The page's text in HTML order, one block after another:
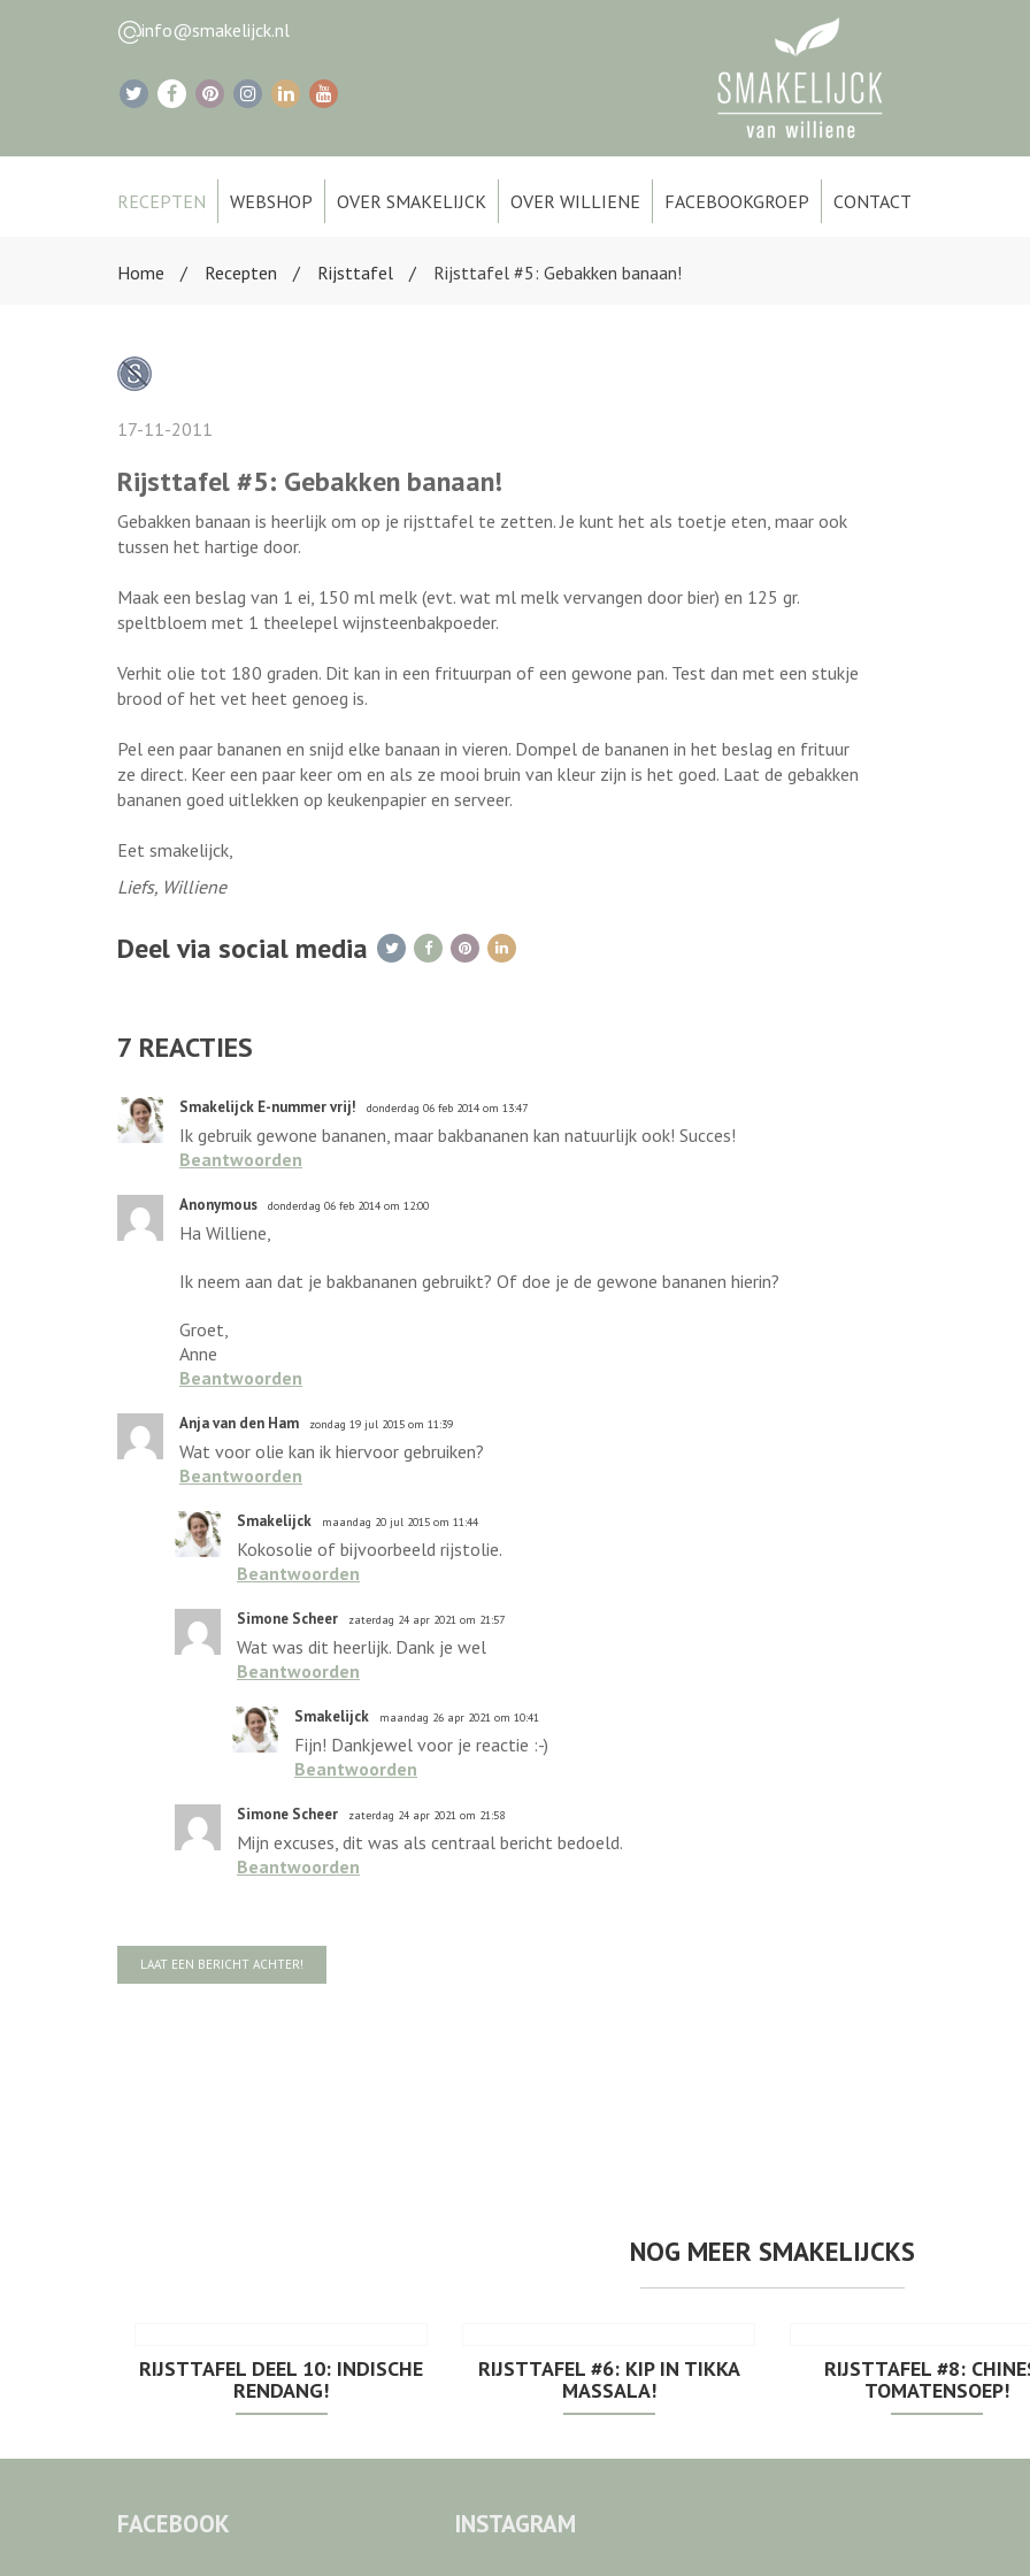
info@smakelijck.nl
RECEPTEN WEBSHOP OVER SMAKELIJCK OVER WILLIENE FACEBOOKGROEP CONTACT
Home Recepten Rijsttafel Rijsttafel #5: Gebakken banaan!
17-11-2011
Rijsttafel #5: Gebakken banaan!
Gebakken banaan is heerlijk om op je rijsttafel te zetten. Je kunt het als toetje eten, maar ook
tussen het hartige door.
Maak een beslag van 1 ei, 150 ml melk (evt. wat ml melk vervangen door bier) en 125 gr.
speltbloem met 1 theelepel wijnsteenbakpoeder.
Verhit olie tot 180 graden. Dit kan in een frituurpan of een gewone pan. Test dan met een stukje
brood of het vet heet genoeg is.
Pel een paar bananen en snijd elke banaan in vieren. Dompel de bananen in het beslag en frituur
ze direct. Keer een paar keer om en als ze mooi bruin van kleur zijn is het goed. Laat de gebakken
bananen goed uitlekken op keukenpapier en serveer.
Eet smakelijck,
Liefs, Williene
Deel via social media
7 REACTIES
Smakelijck E-nummer vrij! donderdag 06 feb 2014 om 13:47
Ik gebruik gewone bananen, maar bakbananen kan natuurlijk ook! Succes!
Beantwoorden
Anonymous donderdag 06 feb 2014 om 12:00
Ha Williene,
Ik neem aan dat je bakbananen gebruikt? Of doe je de gewone bananen hierin?
Groet,
Anne
Beantwoorden
Anja van den Ham zondag 19 jul 2015 om 11:39
Wat voor olie kan ik hiervoor gebruiken?
Beantwoorden
Smakelijck maandag 20 jul 2015 om 11:44
Kokosolie of bijvoorbeeld rijstolie.
Beantwoorden
Simone Scheer zaterdag 24 apr 2021 om 21:57
Wat was dit heerlijk. Dank je wel
Beantwoorden
Smakelijck maandag 26 apr 2021 om 10:41
Fijn! Dankjewel voor je reactie :-)
Beantwoorden
Simone Scheer zaterdag 24 apr 2021 om 21:58
Mijn excuses, dit was als centraal bericht bedoeld.
Beantwoorden
LAAT EEN BERICHT ACHTER!
NOG MEER SMAKELIJCKS
RIJSTTAFEL DEEL 10: INDISCHE
RENDANG!
RIJSTTAFEL #6: KIP IN TIKKA
MASSALA!
RIJSTTAFEL #8:
TOMATENSOEP!
FACEBOOK INSTAGRAM